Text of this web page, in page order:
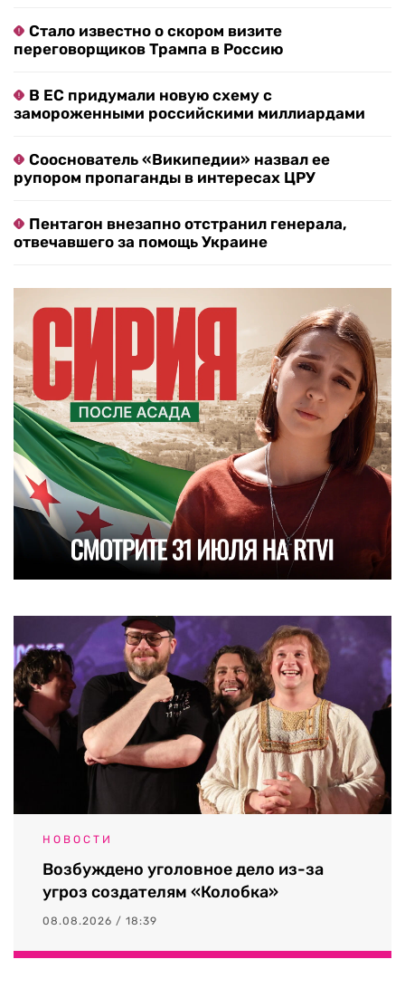
Стало известно о скором визите
переговорщиков Трампа в Россию
В ЕС придумали новую схему с
замороженными российскими миллиардами
Сооснователь «Википедии» назвал ее
рупором пропаганды в интересах ЦРУ
Пентагон внезапно отстранил генерала,
отвечавшего за помощь Украине
НОВОСТИ
Возбуждено уголовное дело из-за
угроз создателям «Колобка»
08.08.2026 / 18:39